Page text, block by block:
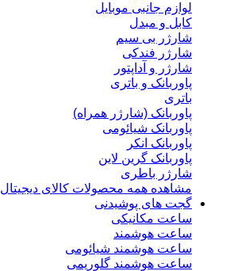
لوازم جانبی موبایل
کابل و مبدل
شارژر بی سیم
شارژر فندکی
شارژر و آداپتور
پاوربانک و باتری
باتری
پاوربانک (شارژر همراه)
پاوربانک شیائومی
پاوربانک انکر
پاوربانک گرین لاین
شارژر باطری
مشاهده همه محصولات کالای دیجیتال
گجت های پوشیدنی
ساعت مکانیکی
ساعت هوشمند
ساعت هوشمند شیائومی
ساعت هوشمند گلوریمی